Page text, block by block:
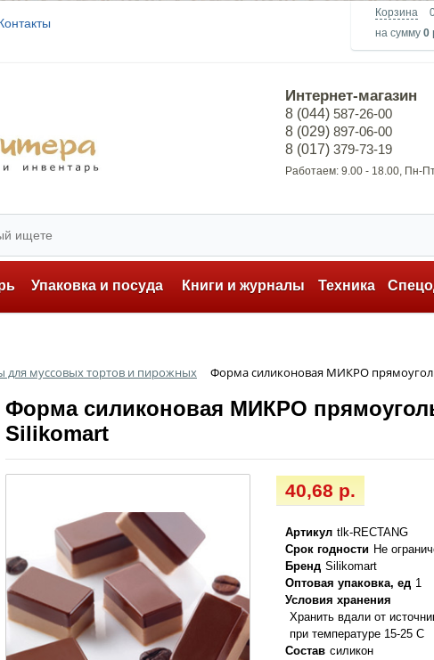
Корзина
на сумму 0
Интернет-магазин
8 (044) 587-26-00
8 (029) 897-06-00
8 (017) 379-73-19
Работаем: 9.00 - 18.00, Пн-
Упаковка и посуда Книги и журналы Техника
муссовых тортов и пирожных Форма силиконовая МИКРО
Форма силиконовая МИКРО
Silikomart
40,68 р.
Артикул tlk-RECTANG
Срок годности Не
Бренд Silikomart
Оптовая упаковка, ед 1
Условия хранения
Хранить вдали от
при температуре 15-25 С
Состав силикон